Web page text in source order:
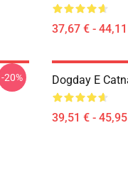
37,67 € -
-20% Dogday E
39,51 € -